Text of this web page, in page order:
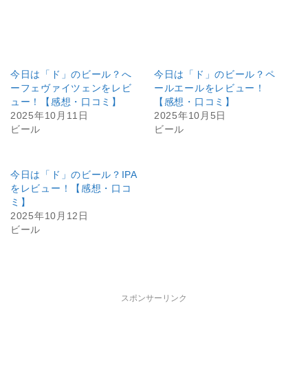
今日は「ド」のビール？へ
ーフェヴァイツェンをレビ
ュー！【感想・口コミ】
2025年10月11日
ビール
今日は「ド」のビール？ペ
ールエールをレビュー！
【感想・口コミ】
2025年10月5日
ビール
今日は「ド」のビール？IPA
をレビュー！【感想・口コ
ミ】
2025年10月12日
ビール
スポンサーリンク